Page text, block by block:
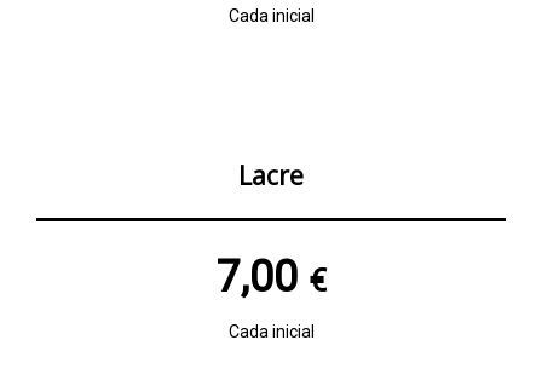
Cada inicial
Lacre
7,00 €
Cada inicial